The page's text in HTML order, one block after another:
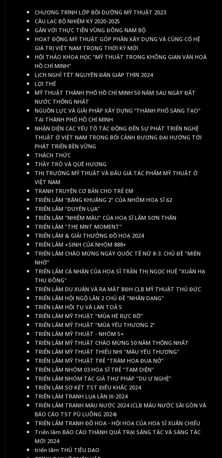
CHƯƠNG TRÌNH LỚP BỒI DƯỠNG MỸ THUẬT 2023
CÂU LẠC BỘ NHIỆM KỲ 2020-2025
GẮN VỚI THỰC TIỄN VÙNG ĐÔNG NAM BỘ
HOẠT ĐỘNG MỸ THUẬT GÓP PHẦN XÂY DỰNG VÀ CỦNG CỐ HỆ
GIÁ TRỊ VIỆT NAM TRONG THỜI KỲ MỚI
HỘI THẢO KHOA HỌC "MỸ THUẬT TRONG KHÔNG GIAN VĂN HOÁ
HỒ CHÍ MINH"
LỊCH NGHỈ TẾT NGUYÊN ĐÁN GIÁP THÌN 2024
LỢI THẾ
MỸ THUẬT THÀNH PHỐ HỒ CHÍ MINH 50 NĂM SAU NGÀY ĐẤT
NƯỚC THỐNG NHẤT
NGUỒN LỰC VÀ GIẢI PHÁP XÂY DỰNG “THÀNH PHỐ SÁNG TẠO”
TẠI THÀNH PHỐ HỒ CHÍ MINH
NHẬN DIỆN CÁC YẾU TỐ TÁC ĐỘNG ĐẾN SỰ PHÁT TRIỂN NGHỆ
THUẬT Ở VIỆT NAM TRONG BỐI CẢNH ĐƯƠNG ĐẠI HƯỚNG TỚI
PHÁT TRIỂN BỀN VỮNG
THÁCH THỨC
THẦY TRÒ VÀ QUÊ HƯƠNG
THỊ TRƯỜNG MỸ THUẬT VÀ ĐẤU GIÁ TÁC PHẨM MỸ THUẬT Ở
VIỆT NAM
TRANH TRUYỆN CƠ BẢN CHO TRẺ EM
TRIỂN LÃM "BÂNG KHUÂNG 2" CỦA NHÓM HOẠ SĨ 62
TRIỂN LÃM "DUYÊN LỤA"
TRIỂN LÃM "NHIỆM MÀU" CỦA HOẠ SĨ LÂM SƠN THÂN
TRIỂN LÃM "THE MNT MOMENT"
TRIỂN LÃM & GIẢI THƯỞNG ĐỒ HOẠ 2024
TRIỂN LÃM +SINH CỦA NHÓM 888+
TRIỂN LÃM CHÀO MỪNG NGÀY QUỐC TẾ NỮ 8-3. CHỦ ĐỀ "MIỀN
NHỚ"
TRIỂN LÃM CÁ NHÂN CỦA HOẠ SĨ TRẦN THỊ NGỌC HUỆ "XUÂN HẠ
THU ĐÔNG"
TRIỂN LÃM DU XUÂN VÀ RA MẮT BĐH CLB MỸ THUẬT THỦ ĐỨC
TRIỂN LÃM HỘI NGỘ LẦN 2 CHỦ ĐỀ "NHÂN DẠNG"
TRIỂN LÃM HỘI TỤ VÀ LAN TOẢ 5
TRIỂN LÃM MỸ THUẬT "MÙA HÈ RỰC RỠ"
TRIỂN LÃM MỸ THUẬT "MÙA YÊU THƯƠNG 2"
TRIỂN LÃM MỸ THUẬT - NHÓM 5+
TRIỂN LÃM MỸ THUẬT CHÀO MỪNG 50 NĂM THỐNG NHẤT
TRIỂN LÃM MỸ THUẬT THIẾU NHI "MÀU YÊU THƯƠNG"
TRIỂN LÃM MỸ THUẬT TRẺ "TRĂM HOA ĐUA NỞ"
TRIỂN LÃM NHÓM 03 HOẠ SĨ TRẺ "TAM DIỆN"
TRIỂN LÃM NHÓM TÁC GIẢ THƯ PHÁP "DU Ư NGHỆ"
TRIỂN LÃM SƠ KẾT TST ĐIÊU KHẮC 2024
TRIỂN LÃM TRANH LỤA LẦN III-2024
TRIỂN LÃM TRANH MÀU NƯỚC 2024 (CLB MÀU NƯỚC SÀI GÒN VÀ
BÁO CÁO TST PÙ LUÔNG 2024)
TRIỂN LÃM TRANH ĐỒ HOẠ - HỘI HOẠ CỦA HOẠ SĨ XUÂN CHIỂU
Triển lãm BÁO CÁO THÀNH QUẢ TRẠI SÁNG TÁC VÀ SÁNG TÁC
MỚI 2024
triển lãm THÚ TIÊU DAO